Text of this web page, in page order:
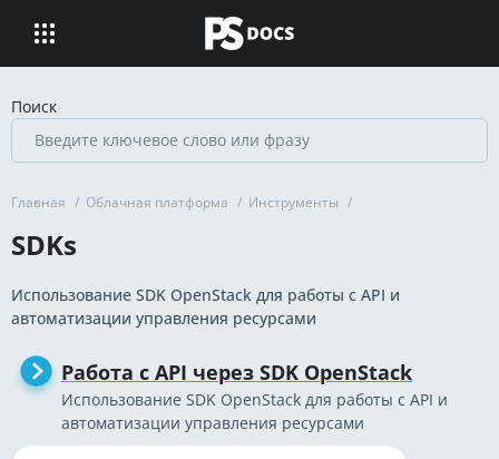
Поиск
Главная / Облачная платформа / Инструменты /
SDKs
Использование SDK OpenStack для работы с API и
автоматизации управления ресурсами
Работа с API через SDK OpenStack
Использование SDK OpenStack для работы с API и
автоматизации управления ресурсами